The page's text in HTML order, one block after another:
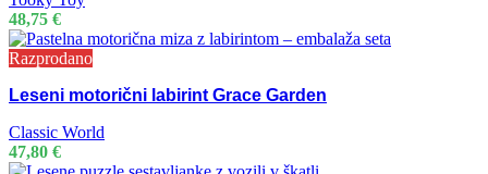
48,75 €
Razprodano
Leseni motorični labirint Grace Garden
Classic World
47,80 €